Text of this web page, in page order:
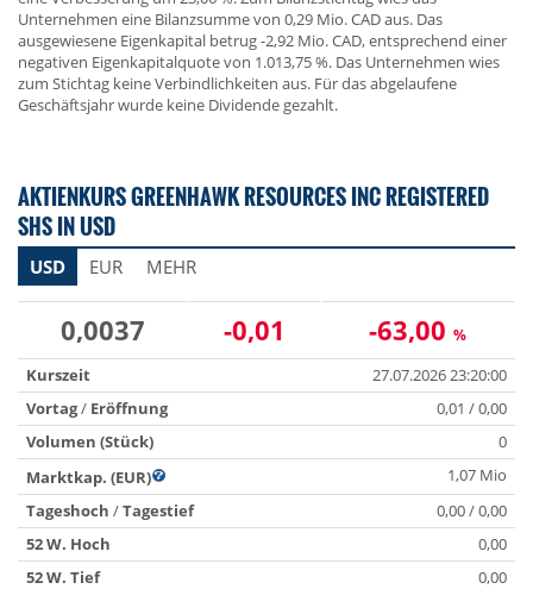
Unternehmen eine Bilanzsumme von 0,29 Mio. CAD aus. Das
ausgewiesene Eigenkapital betrug -2,92 Mio. CAD, entsprechend einer
negativen Eigenkapitalquote von 1.013,75 %. Das Unternehmen wies
zum Stichtag keine Verbindlichkeiten aus. Für das abgelaufene
Geschäftsjahr wurde keine Dividende gezahlt.
AKTIENKURS GREENHAWK RESOURCES INC REGISTERED
SHS IN USD
USD EUR MEHR
0,0037 -0,01 -63,00 %
Kurszeit
27.07.2026 23:20:00
Vortag/ Eröffnung
0,01 / 0,00
Volumen (Stück)
0
Marktkap. (EUR)
1,07 Mio
Tageshoch /Tagestief
0,00 / 0,00
52 W. Hoch
0,00
52 W. Tief
0,00